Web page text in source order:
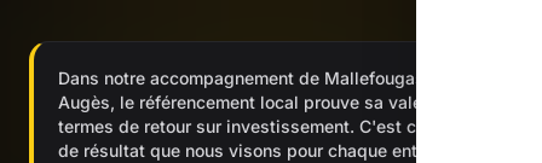
Dans notre accompagnement de Mallefougasse-
Augès, le référencement local prouve sa valeur en
termes de retour sur investissement. C'est ce type
de résultat que nous visons pour chaque entreprise